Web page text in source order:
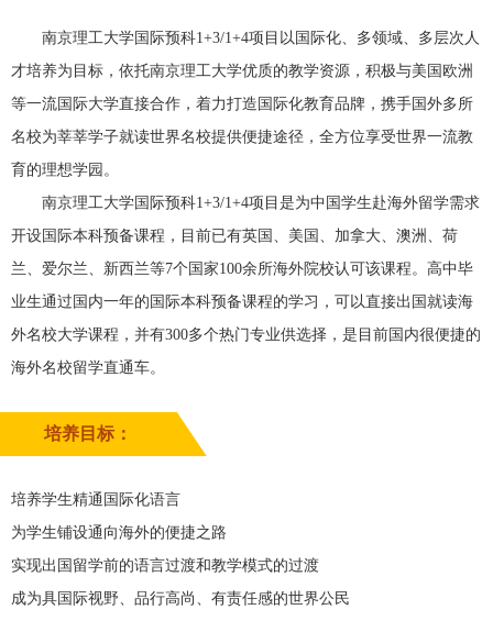
南京理工大学国际预科1+3/1+4项目以国际化、多领域、多层次人
才培养为目标，依托南京理工大学优质的教学资源，积极与美国欧洲
等一流国际大学直接合作，着力打造国际化教育品牌，携手国外多所
名校为莘莘学子就读世界名校提供便捷途径，全方位享受世界一流教
育的理想学园。
南京理工大学国际预科1+3/1+4项目是为中国学生赴海外留学需求
开设国际本科预备课程，目前已有英国、美国、加拿大、澳洲、荷
兰、爱尔兰、新西兰等7个国家100余所海外院校认可该课程。高中毕
业生通过国内一年的国际本科预备课程的学习，可以直接出国就读海
外名校大学课程，并有300多个热门专业供选择，是目前国内很便捷的
海外名校留学直通车。
培养目标：
培养学生精通国际化语言
为学生铺设通向海外的便捷之路
实现出国留学前的语言过渡和教学模式的过渡
成为具国际视野、品行高尚、有责任感的世界公民